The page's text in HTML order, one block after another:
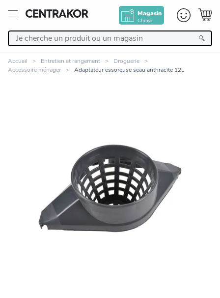
Magasin
Choisir
Cuisine et art de la table
Salle de bain et beauté
Entretien et rangement
Accueil Entretien et rangement
Droguerie
Accessoire ménager
Adaptateur essoreuse seau anthracite 12L
Zoomer sur l'image